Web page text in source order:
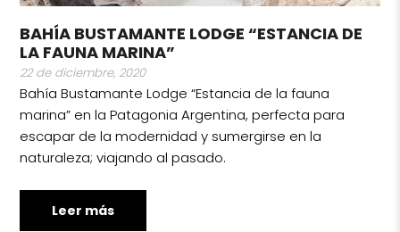
BAHÍA BUSTAMANTE LODGE “ESTANCIA DE
LA FAUNA MARINA”
22 de diciembre, 2020
Bahía Bustamante Lodge “Estancia de la fauna
marina” en la Patagonia Argentina, perfecta para
escapar de la modernidad y sumergirse en la
naturaleza; viajando al pasado.
Leer más